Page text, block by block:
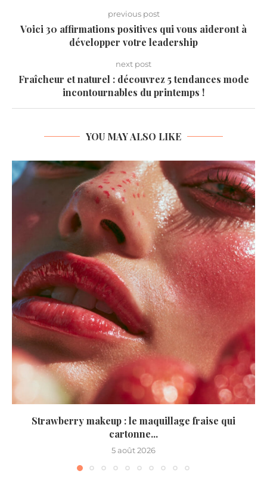
previous post
Voici 30 affirmations positives qui vous aideront à
développer votre leadership
next post
Fraîcheur et naturel : découvrez 5 tendances mode
incontournables du printemps !
YOU MAY ALSO LIKE
Strawberry makeup : le maquillage fraise qui
cartonne...
5 août 2026